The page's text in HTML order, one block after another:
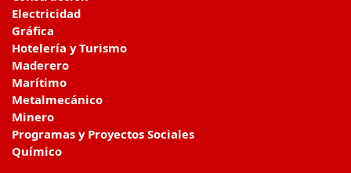
Electricidad
Gráfica
Hotelería y Turismo
Maderero
Marítimo
Metalmecánico
Minero
Programas y Proyectos Sociales
Químico